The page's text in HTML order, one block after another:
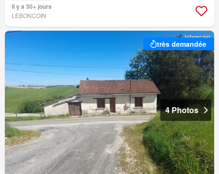
Il y a 30+ jours
LEBONCOIN
très demandée
4 Photos